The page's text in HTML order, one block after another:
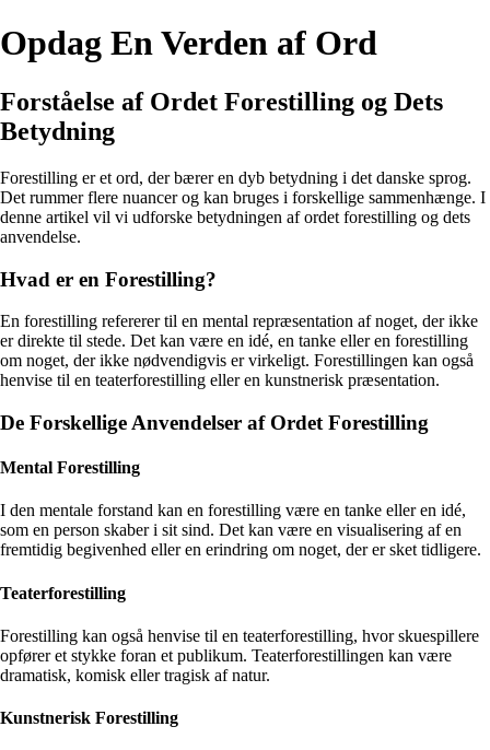
Opdag En Verden af Ord
Forståelse af Ordet Forestilling og Dets
Betydning
Forestilling er et ord, der bærer en dyb betydning i det danske sprog.
Det rummer flere nuancer og kan bruges i forskellige sammenhænge. I
denne artikel vil vi udforske betydningen af ordet forestilling og dets
anvendelse.
Hvad er en Forestilling?
En forestilling refererer til en mental repræsentation af noget, der ikke
er direkte til stede. Det kan være en idé, en tanke eller en forestilling
om noget, der ikke nødvendigvis er virkeligt. Forestillingen kan også
henvise til en teaterforestilling eller en kunstnerisk præsentation.
De Forskellige Anvendelser af Ordet Forestilling
Mental Forestilling
I den mentale forstand kan en forestilling være en tanke eller en idé,
som en person skaber i sit sind. Det kan være en visualisering af en
fremtidig begivenhed eller en erindring om noget, der er sket tidligere.
Teaterforestilling
Forestilling kan også henvise til en teaterforestilling, hvor skuespillere
opfører et stykke foran et publikum. Teaterforestillingen kan være
dramatisk, komisk eller tragisk af natur.
Kunstnerisk Forestilling